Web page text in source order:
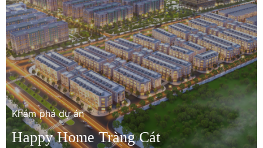
Khám phá dự án
Happy Home Tràng Cát